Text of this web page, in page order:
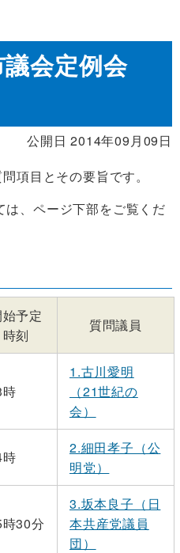
議会定例会
公開日 2014年09月09日
項目とその要旨です。
、ページ下部をご覧くだ
始予定
時刻
質問議員
1.古川愛明
（21世紀の
会）
2.細田孝子（公
明党）
30分
3.坂本良子（日
本共産党議員
団）